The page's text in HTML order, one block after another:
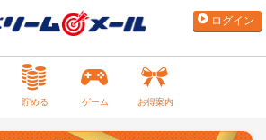
ログイン
貯める ゲーム お得案内